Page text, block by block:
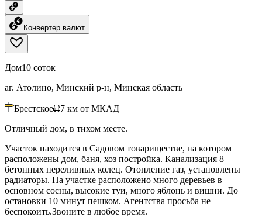
Конвертер валют
Дом10 соток
аг. Атолино, Минский р-н, Минская область
Брестское 7 км от МКАД
Отличный дом, в тихом месте.
Участок находится в Садовом товариществе, на котором
расположены дом, баня, хоз постройка. Канализация 8
бетонных переливных колец. Отопление газ, установлены
радиаторы. На участке расположено много деревьев в
основном сосны, высокие туи, много яблонь и вишни. До
остановки 10 минут пешком. Агентства просьба не
беспокоить.Звоните в любое время.